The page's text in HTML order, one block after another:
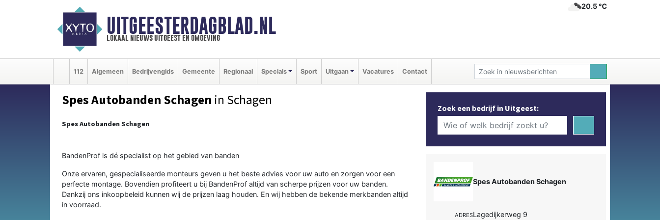
UITGEESTERDAGBLAD.NL
lokaal nieuws uitgeest en omgeving
20.5 ℃
112 Algemeen Bedrijvengids Gemeente Regionaal Specials Sport Uitgaan Vacatures Contact
Spes Autobanden Schagen in Schagen
Spes Autobanden Schagen
BandenProf is dé specialist op het gebied van banden
Onze ervaren, gespecialiseerde monteurs geven u het beste advies voor uw auto en zorgen voor een
perfecte montage. Bovendien profiteert u bij BandenProf altijd van scherpe prijzen voor uw banden.
Dankzij ons inkoopbeleid kunnen wij de prijzen laag houden. En wij hebben de bekende merkbanden altijd
in voorraad.
Zoek een bedrijf in Uitgeest:
Spes Autobanden Schagen
ADRESLagedijkerweg 9